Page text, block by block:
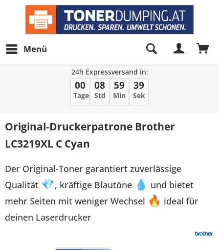
Menü
24h Expressversand in:
00
Tage
08
Std
59
Min
39
Sek
Original-Druckerpatrone Brother
LC3219XL C Cyan
Der Original-Toner garantiert zuverlässige
Qualität 💎, kräftige Blautöne 💧 und bietet
mehr Seiten mit weniger Wechsel 🔥 ideal für
deinen Laserdrucker